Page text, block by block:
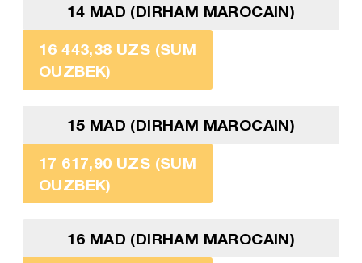
14 MAD (DIRHAM MAROCAIN)
16 443,38 UZS (SUM
OUZBEK)
15 MAD (DIRHAM MAROCAIN)
17 617,90 UZS (SUM
OUZBEK)
16 MAD (DIRHAM MAROCAIN)